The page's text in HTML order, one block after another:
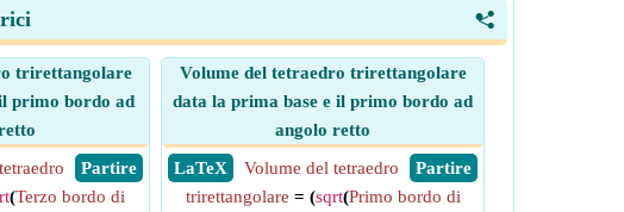
<
trirettangolare
primo bordo ad
​ Partire
(Terzo bordo di
Volume del tetraedro trirettangolare
data la prima base e il primo bordo ad
angolo retto
​ LaTeX
​ Partire
Volume del tetraedro
trirettangolare = (sqrt(Primo bordo di